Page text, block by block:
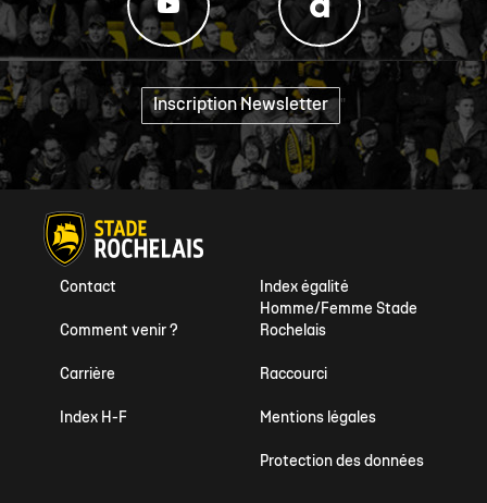
Inscription Newsletter "
Index égalité
Homme/Femme Stade
Rochelais
Contact
Comment venir ?
Raccourci
Carrière
Mentions légales
Index H-F
Protection des données